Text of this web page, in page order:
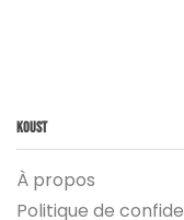
Koust
À propos
Politique de